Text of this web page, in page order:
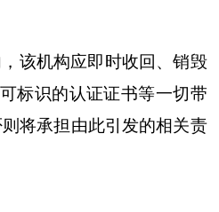
该机构应即时收回、销毁
标识的认证证书等一切带
将承担由此引发的相关责